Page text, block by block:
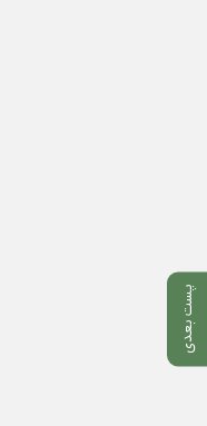
پست بعدی